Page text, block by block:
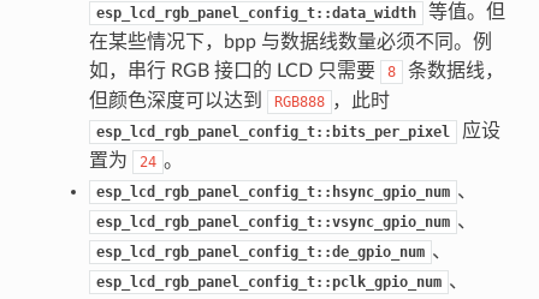
esp_lcd_rgb_panel_config_t::data_width
等值。但
在某些情况下，bpp 与数据线数量必须不同。例
如，串行 RGB 接口的 LCD 只需要
8
条数据线，
但颜色深度可以达到
RGB888 ，此时
esp_lcd_rgb_panel_config_t::bits_per_pixel
应设
置为
24 。
esp_lcd_rgb_panel_config_t::hsync_gpio_num 、
esp_lcd_rgb_panel_config_t::vsync_gpio_num 、
esp_lcd_rgb_panel_config_t::de_gpio_num 、
esp_lcd_rgb_panel_config_t::pclk_gpio_num 、